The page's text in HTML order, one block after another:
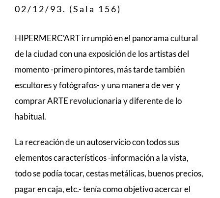
02/12/93. (Sala 156)
HIPERMERC’ART irrumpió en el panorama cultural
de la ciudad con una exposición de los artistas del
momento -primero pintores, más tarde también
escultores y fotógrafos- y una manera de ver y
comprar ARTE revolucionaria y diferente de lo
habitual.
La recreación de un autoservicio con todos sus
elementos característicos -información a la vista,
todo se podía tocar, cestas metálicas, buenos precios,
pagar en caja, etc.- tenía como objetivo acercar el